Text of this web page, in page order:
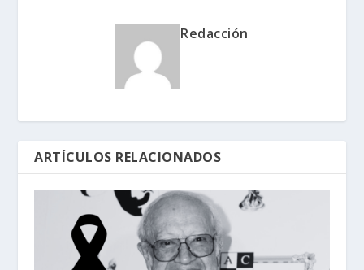
Redacción
ARTÍCULOS RELACIONADOS